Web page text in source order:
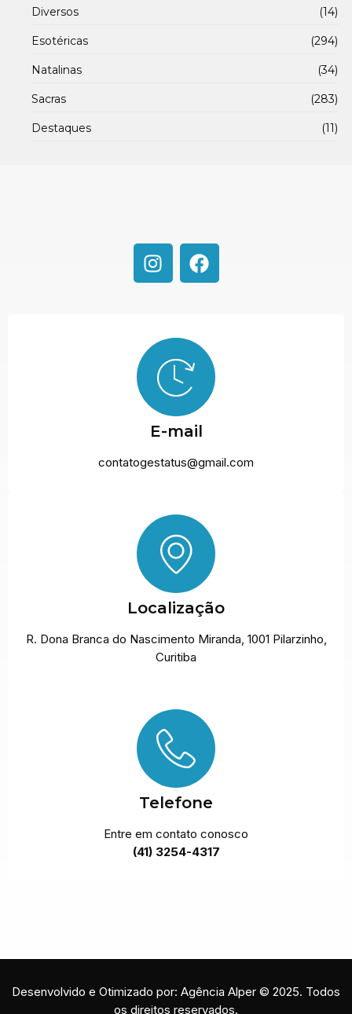
Diversos (14)
Esotéricas (294)
Natalinas (34)
Sacras (283)
Destaques (11)
E-mail
contatogestatus@gmail.com
Localização
R. Dona Branca do Nascimento Miranda, 1001 Pilarzinho,
Curitiba
Telefone
Entre em contato conosco
(41) 3254-4317
Desenvolvido e Otimizado por: Agência Alper © 2025. Todos
os direitos reservados.